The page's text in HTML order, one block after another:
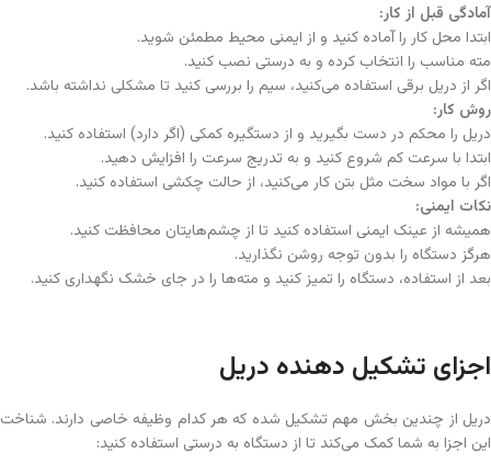
آمادگی قبل از کار:
ابتدا محل کار را آماده کنید و از ایمنی محیط مطمئن شوید.
مته مناسب را انتخاب کرده و به درستی نصب کنید.
اگر از دریل برقی استفاده می‌کنید، سیم را بررسی کنید تا مشکلی نداشته باشد.
روش کار:
دریل را محکم در دست بگیرید و از دستگیره کمکی (اگر دارد) استفاده کنید.
ابتدا با سرعت کم شروع کنید و به تدریج سرعت را افزایش دهید.
اگر با مواد سخت مثل بتن کار می‌کنید، از حالت چکشی استفاده کنید.
نکات ایمنی:
همیشه از عینک ایمنی استفاده کنید تا از چشم‌هایتان محافظت کنید.
هرگز دستگاه را بدون توجه روشن نگذارید.
بعد از استفاده، دستگاه را تمیز کنید و مته‌ها را در جای خشک نگهداری کنید.
اجزای تشکیل دهنده دریل
دریل از چندین بخش مهم تشکیل شده که هر کدام وظیفه خاصی دارند. شناخت
این اجزا به شما کمک می‌کند تا از دستگاه به درستی استفاده کنید: